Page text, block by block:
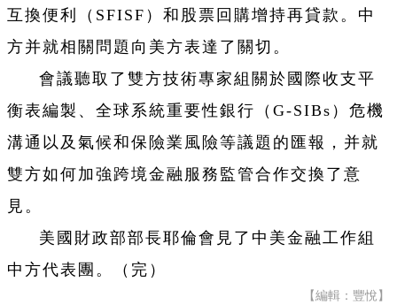
互換便利（SFISF）和股票回購增持再貸款。中
方并就相關問題向美方表達了關切。
會議聽取了雙方技術專家組關於國際收支平
衡表編製、全球系統重要性銀行（G-SIBs）危機
溝通以及氣候和保險業風險等議題的匯報，并就
雙方如何加強跨境金融服務監管合作交換了意
見。
美國財政部部長耶倫會見了中美金融工作組
中方代表團。（完）
【編輯：豐悅】